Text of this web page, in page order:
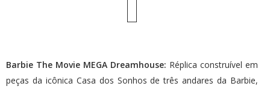
Barbie The Movie MEGA Dreamhouse: Réplica construível em
peças da icônica Casa dos Sonhos de três andares da Barbie,